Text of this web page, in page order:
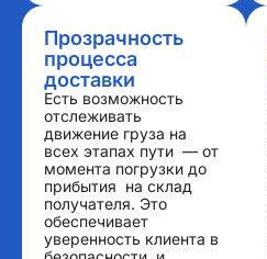
Прозрачность
процесса
доставки
Есть возможность
отслеживать
движение груза на
всех этапах пути — от
момента погрузки до
прибытия на склад
получателя. Это
обеспечивает
уверенность клиента в